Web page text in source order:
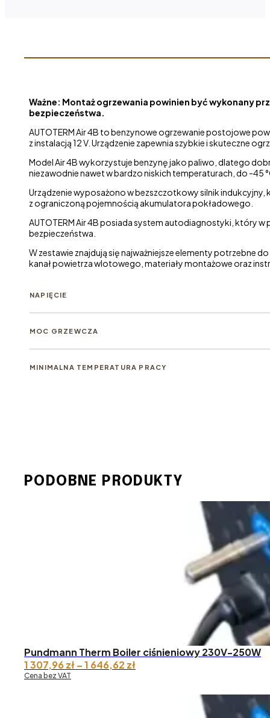
12
Ważne: Montaż ogrzewania powinien być wykonany
bezpieczeństwa.
AUTOTERM Air 4B to benzynowe ogrzewanie postojowe
z instalacją 12 V. Urządzenie zapewnia szybkie i skuteczne
Model Air 4B wykorzystuje benzynę jako paliwo, dlatego
niezawodnie nawet w bardzo niskich temperaturach, do -
Urządzenie wyposażono w bezszczotkowy silnik indukcyjny,
z ograniczoną pojemnością akumulatora pokładowego.
AUTOTERM Air 4B posiada system autodiagnostyki, który
bezpieczeństwa.
W zestawie znajdują się najważniejsze elementy potrzebne
kanał powietrza wlotowego, materiały montażowe oraz
NAPIĘCIE
MOC GRZEWCZA
MINIMALNA TEMPERATURA PRACY
PODOBNE PRODUKTY
Pundmann Therm Boiler ciśnieniowy 230V-250W
1 307,96zł–1 646,62 złZakres
Cena bez VAT